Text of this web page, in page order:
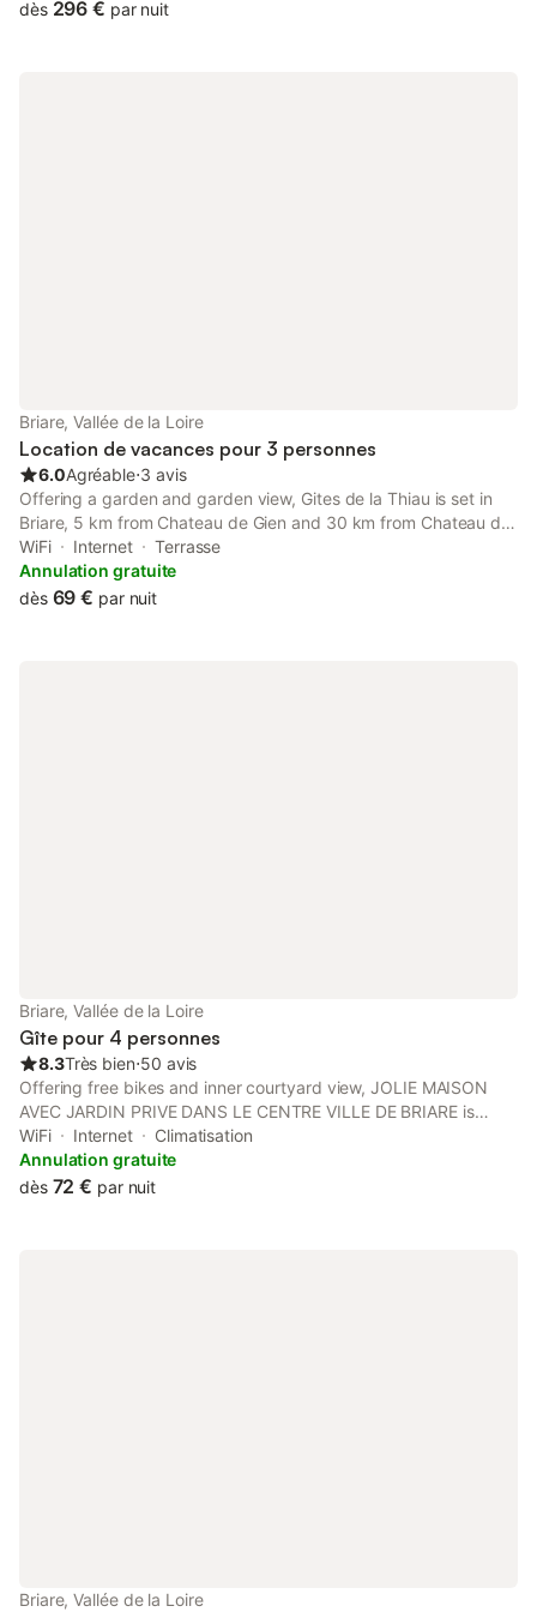
facilities, free WiFi and free private parking.
dès 296 € par nuit
Briare, Vallée de la Loire
Location de vacances pour 3 personnes
6.0Agréable⋅3 avis
Offering a garden and garden view, Gites de la Thiau is set in
Briare, 5 km from Chateau de Gien and 30 km from Chateau de
Sully-sur-Loire. This property offers access to a terrace, tennis
at the tennis court, free private parking and free WiFi.
WiFi Internet
Terrasse
Annulation gratuite
dès 69 € par nuit
Briare, Vallée de la Loire
Gîte pour 4 personnes
8.3Très bien⋅50 avis
Offering free bikes and inner courtyard view, JOLIE MAISON
AVEC JARDIN PRIVE DANS LE CENTRE VILLE DE BRIARE is
located in Briare, 35 km from Chateau de Sully-sur-Loire and 50
km from Girodet Museum.
WiFi Internet
Climatisation
Annulation gratuite
dès 72 € par nuit
Briare, Vallée de la Loire